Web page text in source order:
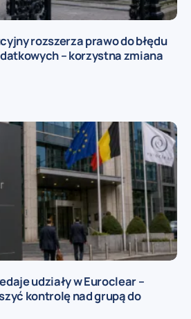
rozszerza prawo do błędu
– korzystna zmiana
udziały w Euroclear –
kontrolę nad grupą do